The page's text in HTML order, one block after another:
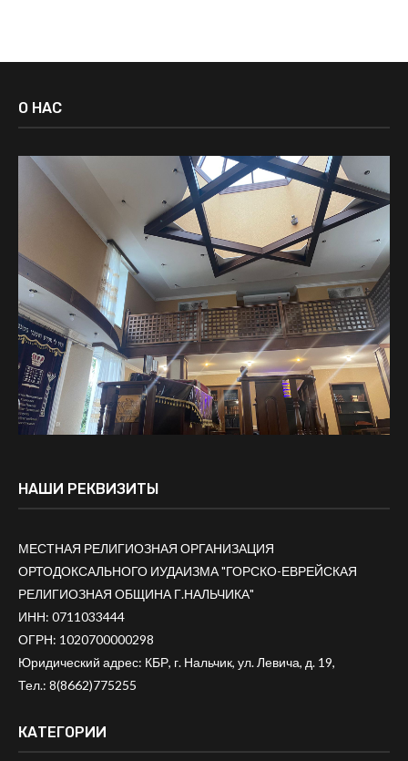
О НАС
НАШИ РЕКВИЗИТЫ
МЕСТНАЯ РЕЛИГИОЗНАЯ ОРГАНИЗАЦИЯ
ОРТОДОКСАЛЬНОГО ИУДАИЗМА "ГОРСКО-ЕВРЕЙСКАЯ
РЕЛИГИОЗНАЯ ОБЩИНА Г.НАЛЬЧИКА"
ИНН: 0711033444
ОГРН: 1020700000298
Юридический адрес: КБР, г. Нальчик, ул. Левича, д. 19,
Тел.: 8(8662)775255
КАТЕГОРИИ